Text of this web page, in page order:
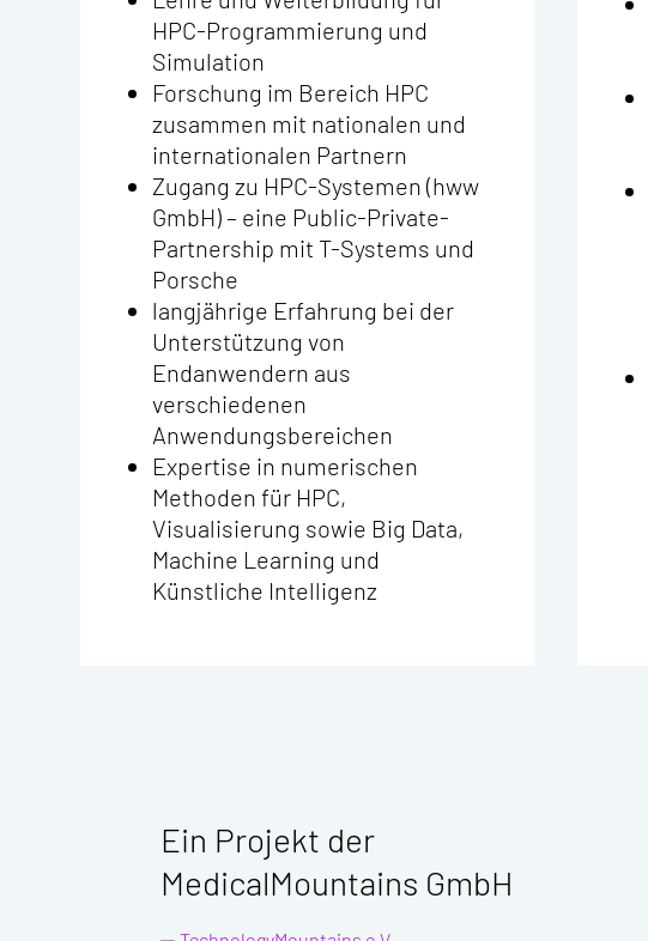
HPC-Programmierung und
Simulation
Forschung im Bereich HPC
zusammen mit nationalen und
internationalen Partnern
Zugang zu HPC-Systemen (hww
GmbH) – eine Public-Private-
Partnership mit T-Systems und
Porsche
langjährige Erfahrung bei der
Unterstützung von
Endanwendern aus
verschiedenen
Anwendungsbereichen
Expertise in numerischen
Methoden für HPC,
Visualisierung sowie Big Data,
Machine Learning und
Künstliche Intelligenz
Ein Projekt der
MedicalMountains GmbH